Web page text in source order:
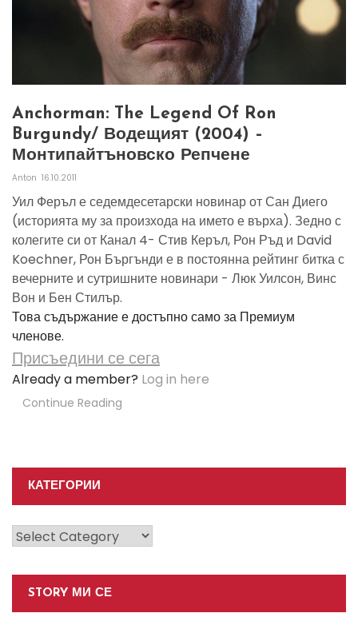
Anchorman: The Legend Of Ron
Burgundy/ Водещият (2004) –
Монтипайтъновско Репчене
Anton 16.10.2011
Уил Феръл е седемдесетарски новинар от Сан Диего
(историята му за произхода на името е върха). Зедно с
колегите си от Канал 4- Стив Керъл, Рон Ръд и David
Koechner, Рон Бъргънди е в постоянна рейтинг битка с
вечерните и сутришните новинари - Люк Уилсон, Винс
Вон и Бен Стилър.
Това съдържание е достъпно само за Премиум
членове.
Присъедини се сега
Already a member? Log in here
Continue Reading
КАТЕГОРИИ
Категории
STORY МИ СЕ